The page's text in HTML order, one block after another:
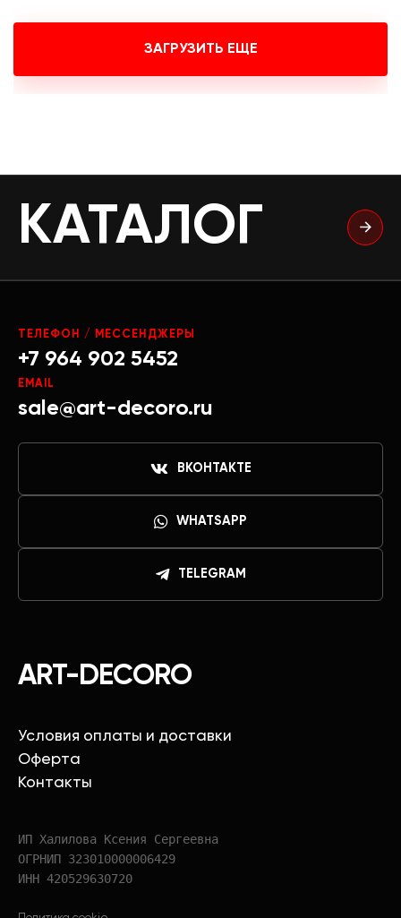
ЗАГРУЗИТЬ ЕЩЕ
КАТАЛОГ
ART-DECORO
Условия оплаты и доставки
Оферта
Контакты
ИП Халилова Ксения Сергеевна
ОГРНИП 323010000006429
ИНН 420529630720
ТЕЛЕФОН / МЕССЕНДЖЕРЫ
+7 964 902 5452
EMAIL
sale@art-decoro.ru
ВКОНТАКТЕ
WHATSAPP
TELEGRAM